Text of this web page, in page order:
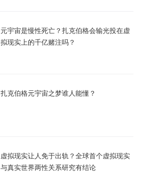
元宇宙是慢性死亡？扎克伯格会输光投在虚
拟现实上的千亿赌注吗？
扎克伯格元宇宙之梦谁人能懂？
虚拟现实让人免于出轨？全球首个虚拟现实
与真实世界两性关系研究有结论